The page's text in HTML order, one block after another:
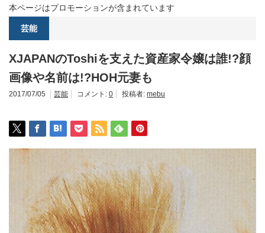
本ページはプロモーションが含まれています
芸能
XJAPANのToshiを支えた資産家令嬢は誰!?顔
画像や名前は!?HOH元妻も
2017/07/05 芸能 コメント: 0 投稿者: mebu